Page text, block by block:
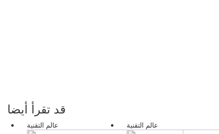
قد تقرأ أيضا
عالم التقنية عالم التقنية